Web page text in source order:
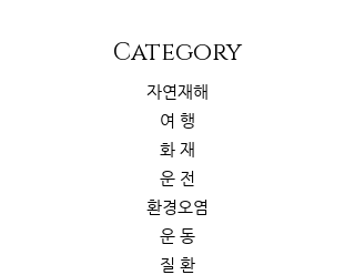
​Category
자연재해
여 행
화 재
운 전
환경오염
운 동
질 환